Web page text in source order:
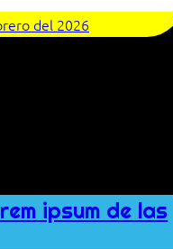
del 2026
ipsum de las